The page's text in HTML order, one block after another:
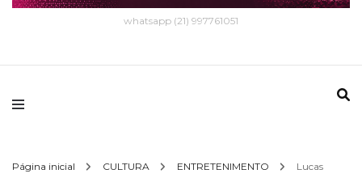
whatsapp (21) 997761051
Página inicial CULTURA ENTRETENIMENTO
Lucas